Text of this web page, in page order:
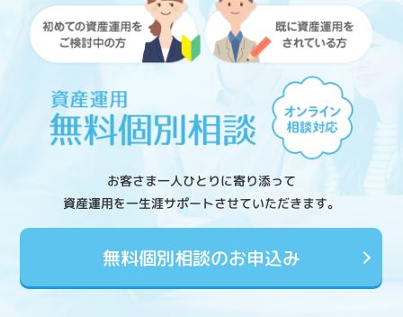
お客さま一人ひとりに寄り添って
資産運用を一生涯サポートさせていただきます。
無料個別相談のお申込み